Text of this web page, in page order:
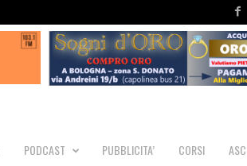
PODCAST PUBBLICITA’ CORSI